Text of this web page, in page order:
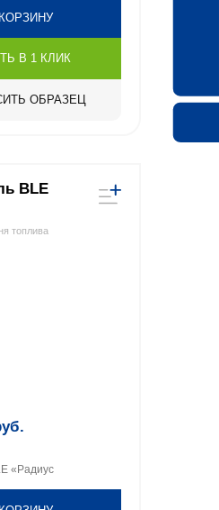
В 1 КЛИК
ОБРАЗЕЦ
BLE
топлива
«Радиус